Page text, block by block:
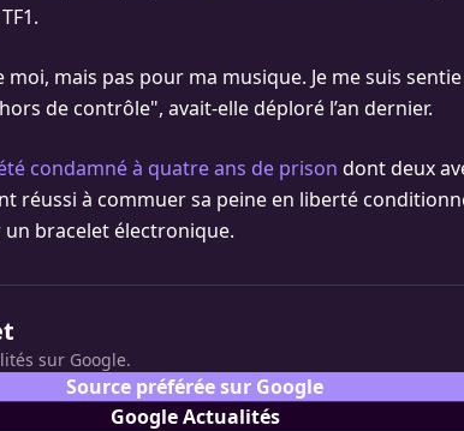
mais pas pour ma musique. Je me suis
de contrôle", avait-elle déploré l’an dernier.
condamné à quatre ans de prison dont deux
réussi à commuer sa peine en liberté
bracelet électronique.
sur Google.
Source préférée sur Google
Google Actualités